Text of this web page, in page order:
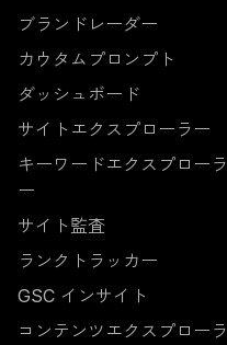
ブランドレーダー
カウタムプロンプト
ダッシュボード
サイトエクスプローラー
キーワードエクスプローラ
ー
サイト監査
ランクトラッカー
GSC インサイト
コンテンツエクスプローラ